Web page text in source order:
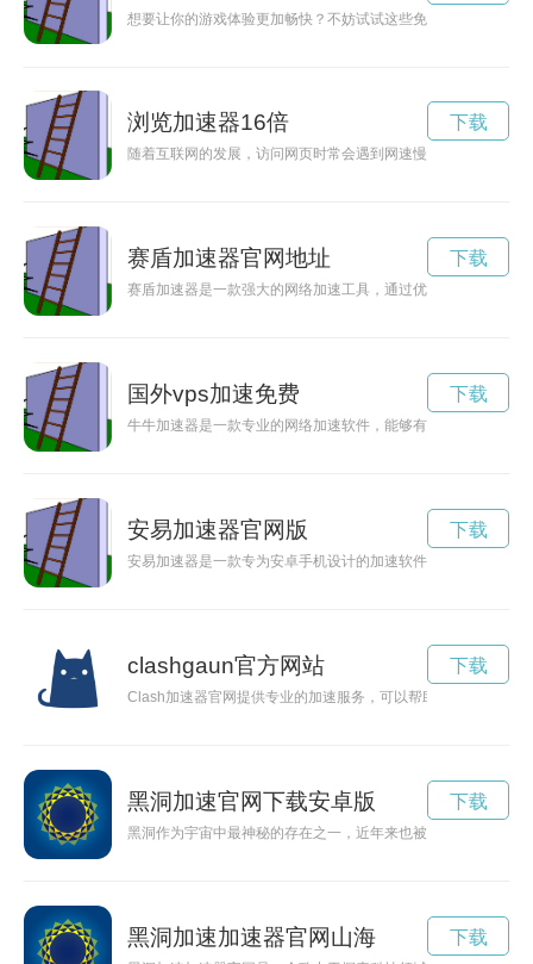
想要让你的游戏体验更加畅快？不妨试试这些免费推荐的游戏
浏览加速器16倍
随着互联网的发展，访问网页时常会遇到网速慢的情况，这时
下载
赛盾加速器官网地址
赛盾加速器是一款强大的网络加速工具，通过优化网络连接，
下载
国外vps加速免费
牛牛加速器是一款专业的网络加速软件，能够有效提升网络速
下载
安易加速器官网版
安易加速器是一款专为安卓手机设计的加速软件，能够有效清
下载
clashgaun官方网站
Clash加速器官网提供专业的加速服务，可以帮助用户破解网络
下载
黑洞加速官网下载安卓版
黑洞作为宇宙中最神秘的存在之一，近年来也被用来作为一种
下载
黑洞加速加速器官网山海 下载